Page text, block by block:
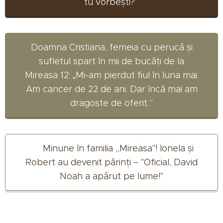
Doamna Cristiana, femeia cu perucă și
sufletul spart în mii de bucăți de la
Mireasa 12: „Mi-am pierdut fiul în luna mai.
Am cancer de 22 de ani. Dar încă mai am
dragoste de oferit.”
💙 Minune în familia ,,Mireasa"! Ionela și
Robert au devenit părinți – "Oficial, David
Noah a apărut pe lume!"